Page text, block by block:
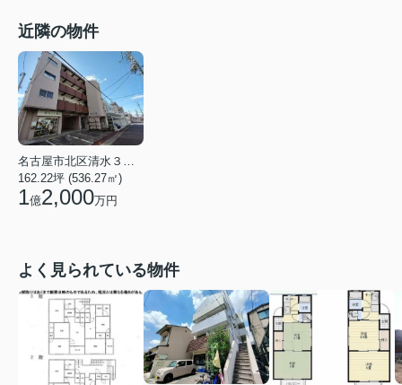
近隣の物件
名古屋市北区清水３丁目
162.22坪 (536.27㎡)
1億2,000万円
よく見られている物件